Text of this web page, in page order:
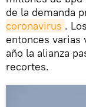
de la demanda
coronavirus .
entonces varias
año la alianza
recortes.